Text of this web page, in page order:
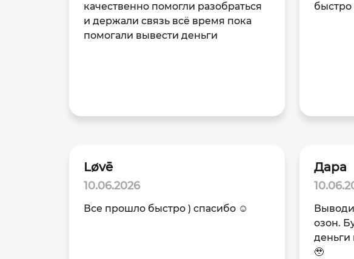
качественно помогли разобраться
и держали связь всё время пока
помогали вывести деньги
Løvē
10.06.2026
Все прошло быстро ) спасибо ☺️
Дара
озон.
деньги
🥹